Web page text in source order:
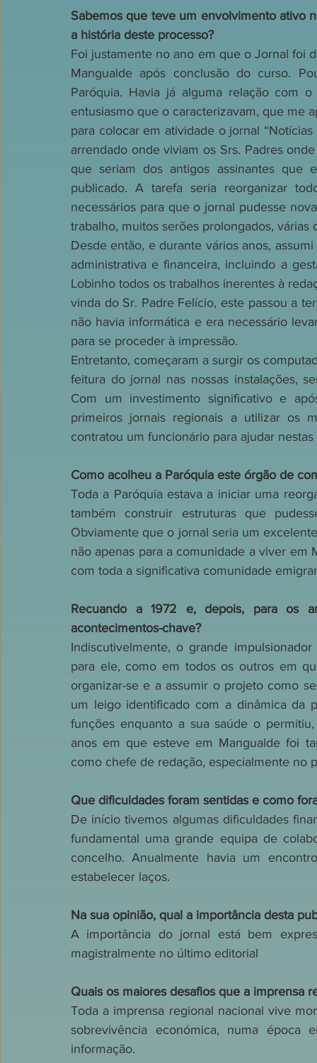
Sabemos que teve um envolvimento ativo
a história deste processo?
Foi justamente no ano em que o Jornal foi
Mangualde após conclusão do curso.
Paróquia. Havia já alguma relação com
entusiasmo que o caracterizavam, que me
para colocar em atividade o jornal
arrendado onde viviam os Srs. Padres
que seriam dos antigos assinantes
publicado. A tarefa seria reorganizar
necessários para que o jornal pudesse
trabalho, muitos serões prolongados, várias
Desde então, e durante vários anos,
administrativa e financeira, incluindo a
Lobinho todos os trabalhos inerentes à
vinda do Sr. Padre Felício, este passou a
não havia informática e era necessário
para se proceder à impressão.
Entretanto, começaram a surgir os
feitura do jornal nas nossas instalações,
Com um investimento significativo e
primeiros jornais regionais a utilizar os
contratou um funcionário para ajudar nestas
Como acolheu a Paróquia este órgão de
Toda a Paróquia estava a iniciar uma
também construir estruturas que
Obviamente que o jornal seria um
não apenas para a comunidade a viver em
com toda a significativa comunidade
Recuando a 1972 e, depois, para os
acontecimentos-chave?
Indiscutivelmente, o grande
para ele, como em todos os outros em
organizar-se e a assumir o projeto como
um leigo identificado com a dinâmica da
funções enquanto a sua saúde o
anos em que esteve em Mangualde foi
como chefe de redação, especialmente no
Que dificuldades foram sentidas e como
De início tivemos algumas dificuldades
fundamental uma grande equipa de
concelho. Anualmente havia um
estabelecer laços.
Na sua opinião, qual a importância desta
A importância do jornal está bem
magistralmente no último editorial
Quais os maiores desafios que a imprensa
Toda a imprensa regional nacional vive
sobrevivência económica, numa
informação.